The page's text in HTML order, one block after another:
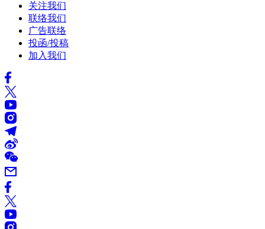
关注我们
联络我们
广告联络
投函/投稿
加入我们